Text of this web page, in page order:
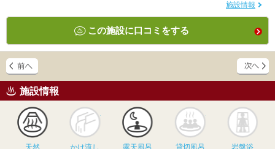
施設情報
この施設に口コミをする
施設情報
天然
かけ流し
かけ流し
露天風呂
露天風呂
貸切風呂
貸切風呂 岩盤浴